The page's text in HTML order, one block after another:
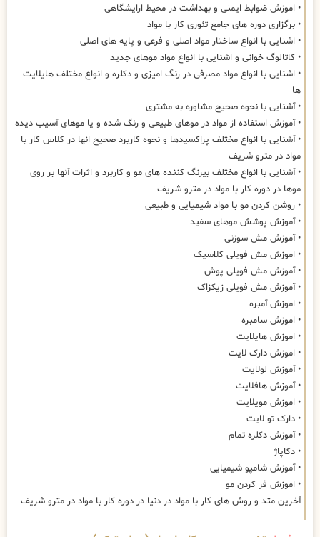
• اموزش ضوابط ایمنی و بهداشت در محیط ارایشگاهی
• برگزاری دوره های جامع تئوری کار با مواد
• اشنایی با انواع ساختار مواد اصلی و فرعی و پایه های اصلی
• کاتالوگ خوانی و اشنایی با انواع مواد موهای جدید
• اشنایی با انواع مواد مصرفی در رنگ امیزی و دکلره و انواع مختلف هایلایت
ها
• آشنایی با نحوه صحیح مشاوره به مشتری
• آموزش استفاده از مواد در موهای طبیعی و رنگ شده و یا موهای آسیب دیده
• آشنایی با انواع مختلف پراکسیدها و نحوه کاربرد صحیح انها در کلاس کار با
مواد در مترو شریف
• آشنایی با انواع مختلف بیرنگ کننده های مو و کاربرد و اثرات آنها بر روی
موها در دوره کار با مواد در مترو شریف
• روشن کردن مو با مواد شیمیایی و طبیعی
• آموزش پوشش موهای سفید
• آموزش مش سوزنی
• اموزش مش فویلی کلاسیک
• آموزش مش فویلی پوش
• آموزش مش فویلی زیکزاک
• اموزش آمبره
• اموزش سامبره
• اموزش هایلایت
• اموزش دارک لایت
• آموزش لولایت
• آموزش هافلایت
• اموزش مویلایت
• دارک تو لایت
• آموزش دکلره تمام
• دکاپاژ
• آموزش شامپو شیمیایی
• اموزش فر کردن مو
آخرین متد و روش های کار با مواد در دنیا در دوره کار با مواد در مترو شریف